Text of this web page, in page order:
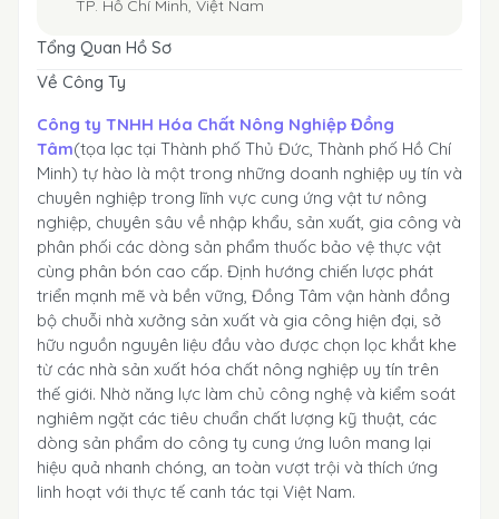
TP. Hồ Chí Minh, Việt Nam
Tổng Quan Hồ Sơ
Về Công Ty
Công ty TNHH Hóa Chất Nông Nghiệp Đồng
Tâm(tọa lạc tại Thành phố Thủ Đức, Thành phố Hồ Chí
Minh) tự hào là một trong những doanh nghiệp uy tín và
chuyên nghiệp trong lĩnh vực cung ứng vật tư nông
nghiệp, chuyên sâu về nhập khẩu, sản xuất, gia công và
phân phối các dòng sản phẩm thuốc bảo vệ thực vật
cùng phân bón cao cấp. Định hướng chiến lược phát
triển mạnh mẽ và bền vững, Đồng Tâm vận hành đồng
bộ chuỗi nhà xưởng sản xuất và gia công hiện đại, sở
hữu nguồn nguyên liệu đầu vào được chọn lọc khắt khe
từ các nhà sản xuất hóa chất nông nghiệp uy tín trên
thế giới. Nhờ năng lực làm chủ công nghệ và kiểm soát
nghiêm ngặt các tiêu chuẩn chất lượng kỹ thuật, các
dòng sản phẩm do công ty cung ứng luôn mang lại
hiệu quả nhanh chóng, an toàn vượt trội và thích ứng
linh hoạt với thực tế canh tác tại Việt Nam.